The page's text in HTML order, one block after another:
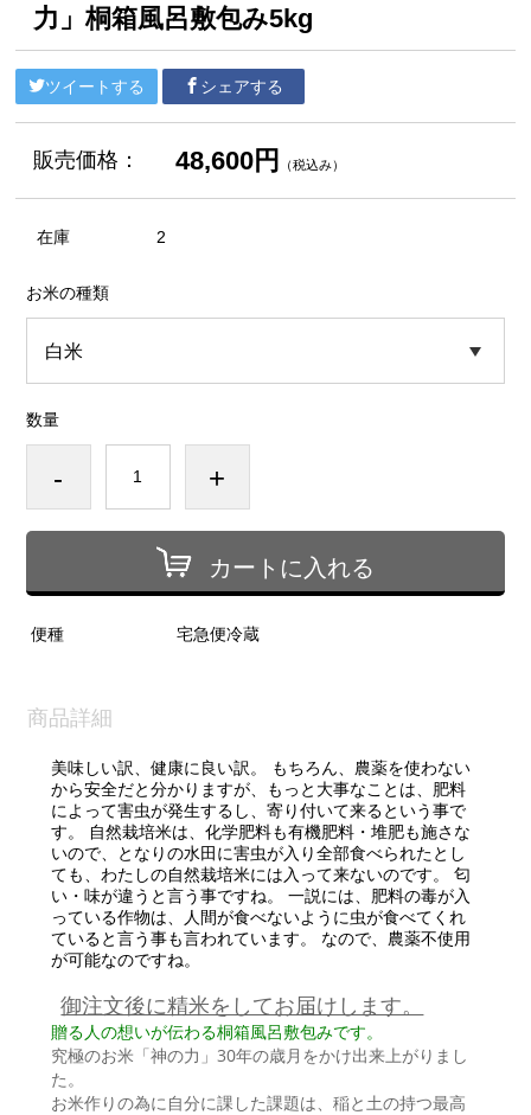
力」桐箱風呂敷包み5kg
ツイートする シェアする
販売価格： 48,600円 （税込み）
在庫 2
お米の種類
数量
- +
カートに入れる
便種 宅急便冷蔵
商品詳細
美味しい訳、健康に良い訳。 もちろん、農薬を使わない
から安全だと分かりますが、もっと大事なことは、肥料
によって害虫が発生するし、寄り付いて来るという事で
す。 自然栽培米は、化学肥料も有機肥料・堆肥も施さな
いので、となりの水田に害虫が入り全部食べられたとし
ても、わたしの自然栽培米には入って来ないのです。 匂
い・味が違うと言う事ですね。 一説には、肥料の毒が入
っている作物は、人間が食べないように虫が食べてくれ
ていると言う事も言われています。 なので、農薬不使用
が可能なのですね。
御注文後に精米をしてお届けします。
贈る人の想いが伝わる桐箱風呂敷包みです。
究極のお米「神の力」30年の歳月をかけ出来上がりまし
た。
お米作りの為に自分に課した課題は、稲と土の持つ最高